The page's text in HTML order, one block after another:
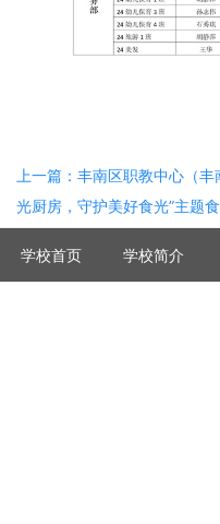
上一篇：丰南区职教中心（
光厨房，守护美好食光”主题
中心 丰南高级技工学校
学校首页 学校简介